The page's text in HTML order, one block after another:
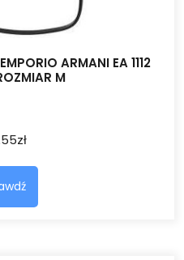
ARMANI EA 1112
M
zł